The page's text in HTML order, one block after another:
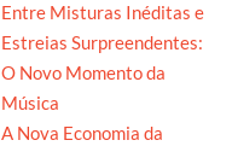
Entre Misturas Inéditas e
Estreias Surpreendentes:
O Novo Momento da
Música
A Nova Economia da